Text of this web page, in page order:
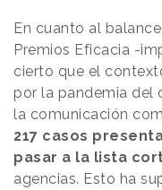
En cuanto al
Premios Eficacia -
cierto que el
por la pandemia del
la comunicación
217 casos
pasar a la lista
agencias. Esto ha